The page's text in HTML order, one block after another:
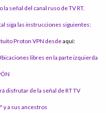
señal del canal ruso de TV RT.
siga las instrucciones siguientes:
Proton VPN desdeaquí:
libres en la parte izquierda
disfrutar de la señal de RT TV
y a sus ancestros